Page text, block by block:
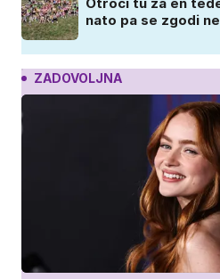
Otroci tu za en
nato pa se zgodi
ZADOVOLJNA